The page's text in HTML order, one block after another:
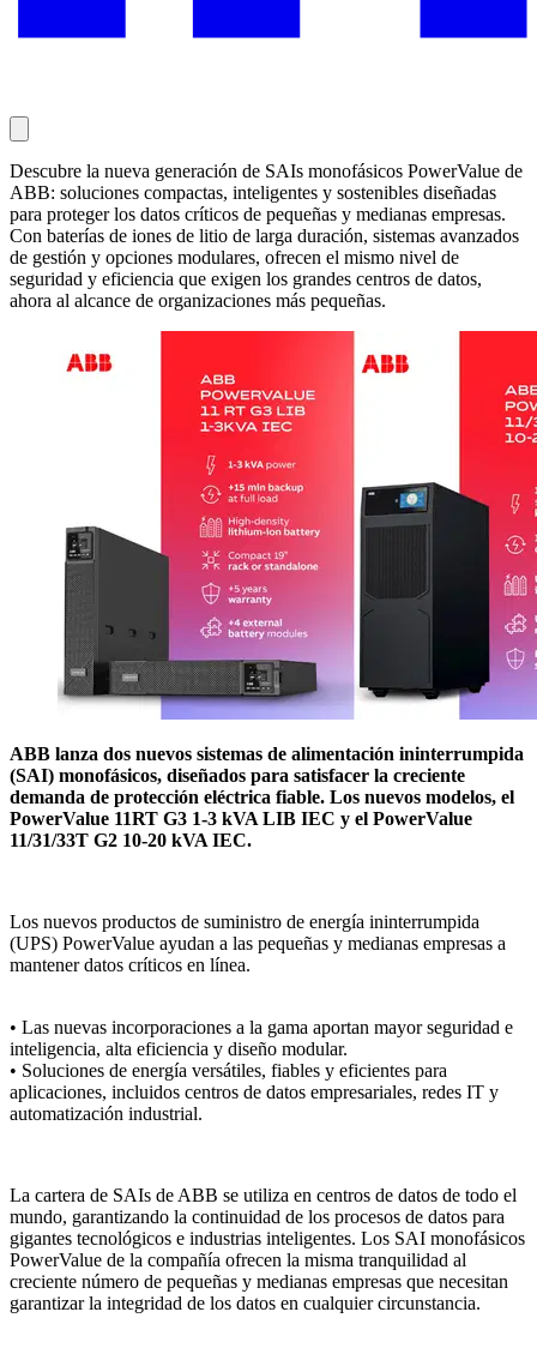
Descubre la nueva generación de SAIs monofásicos PowerValue de
ABB: soluciones compactas, inteligentes y sostenibles diseñadas
para proteger los datos críticos de pequeñas y medianas empresas.
Con baterías de iones de litio de larga duración, sistemas avanzados
de gestión y opciones modulares, ofrecen el mismo nivel de
seguridad y eficiencia que exigen los grandes centros de datos,
ahora al alcance de organizaciones más pequeñas.
ABB lanza dos nuevos sistemas de alimentación ininterrumpida
(SAI) monofásicos, diseñados para satisfacer la creciente
demanda de protección eléctrica fiable. Los nuevos modelos, el
PowerValue 11RT G3 1-3 kVA LIB IEC y el PowerValue
11/31/33T G2 10-20 kVA IEC.
Los nuevos productos de suministro de energía ininterrumpida
(UPS) PowerValue ayudan a las pequeñas y medianas empresas a
mantener datos críticos en línea.
• Las nuevas incorporaciones a la gama aportan mayor seguridad e
inteligencia, alta eficiencia y diseño modular.
• Soluciones de energía versátiles, fiables y eficientes para
aplicaciones, incluidos centros de datos empresariales, redes IT y
automatización industrial.
La cartera de SAIs de ABB se utiliza en centros de datos de todo el
mundo, garantizando la continuidad de los procesos de datos para
gigantes tecnológicos e industrias inteligentes. Los SAI monofásicos
PowerValue de la compañía ofrecen la misma tranquilidad al
creciente número de pequeñas y medianas empresas que necesitan
garantizar la integridad de los datos en cualquier circunstancia.